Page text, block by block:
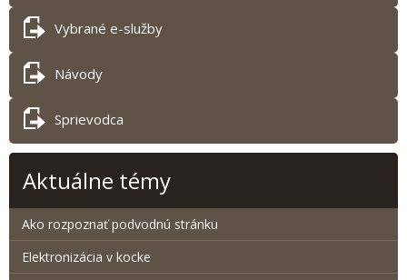
Vybrané e-služby
Návody
Sprievodca
Aktuálne témy
Ako rozpoznať podvodnú stránku
Elektronizácia v kocke